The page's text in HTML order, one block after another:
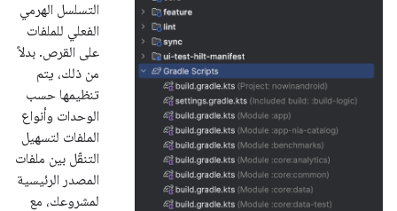
التسلسل الهرمي
الفعلي للملفات
على القرص. بدلاً
من ذلك، يتم
تنظيمها حسب
الوحدات وأنواع
الملفات لتسهيل
التنقّل بين ملفات
المصدر الرئيسية
لمشروعك، مع